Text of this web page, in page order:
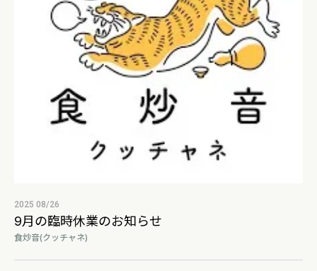
2025 08/26
9月の臨時休業のお知らせ
食炒音(クッチャネ)